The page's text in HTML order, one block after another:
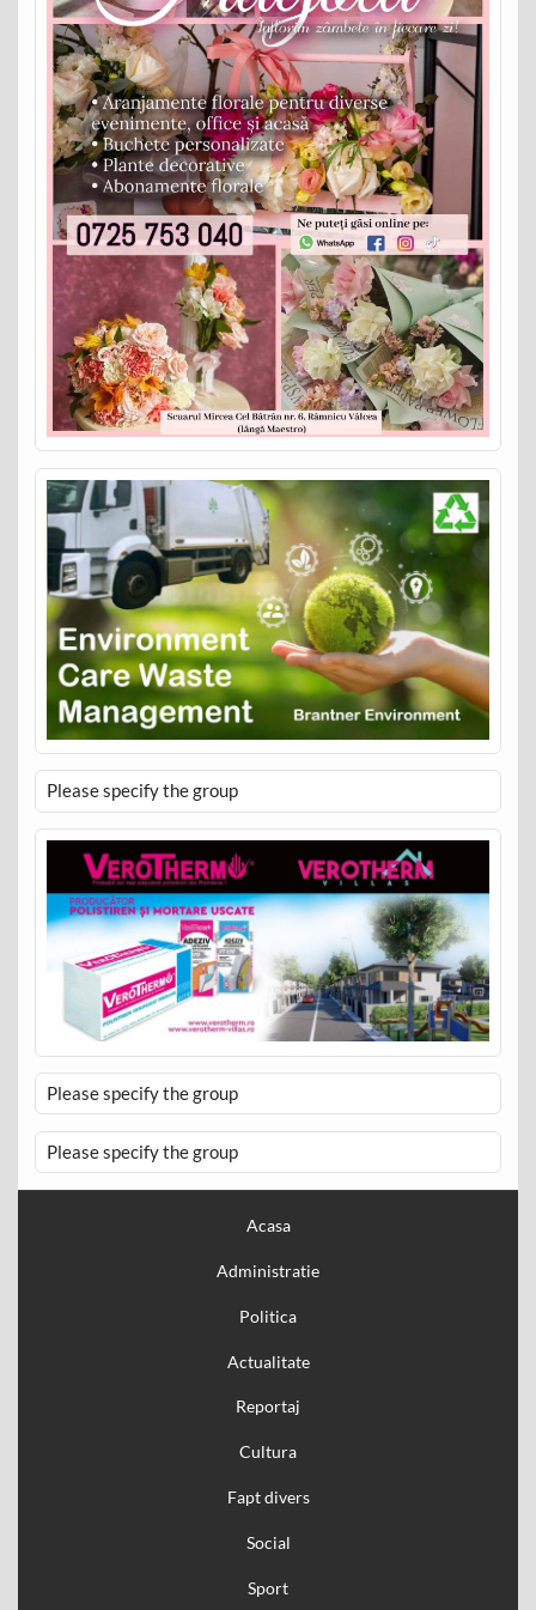
Please specify the group
Please specify the group
Please specify the group
Acasa
Administratie
Politica
Actualitate
Reportaj
Cultura
Fapt divers
Social
Sport